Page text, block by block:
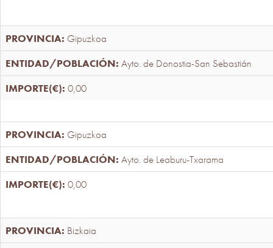
Gipuzkoa
Ayto. de Donostia-San Sebastián
0,00
Gipuzkoa
Ayto. de Leaburu-Txarama
0,00
Bizkaia